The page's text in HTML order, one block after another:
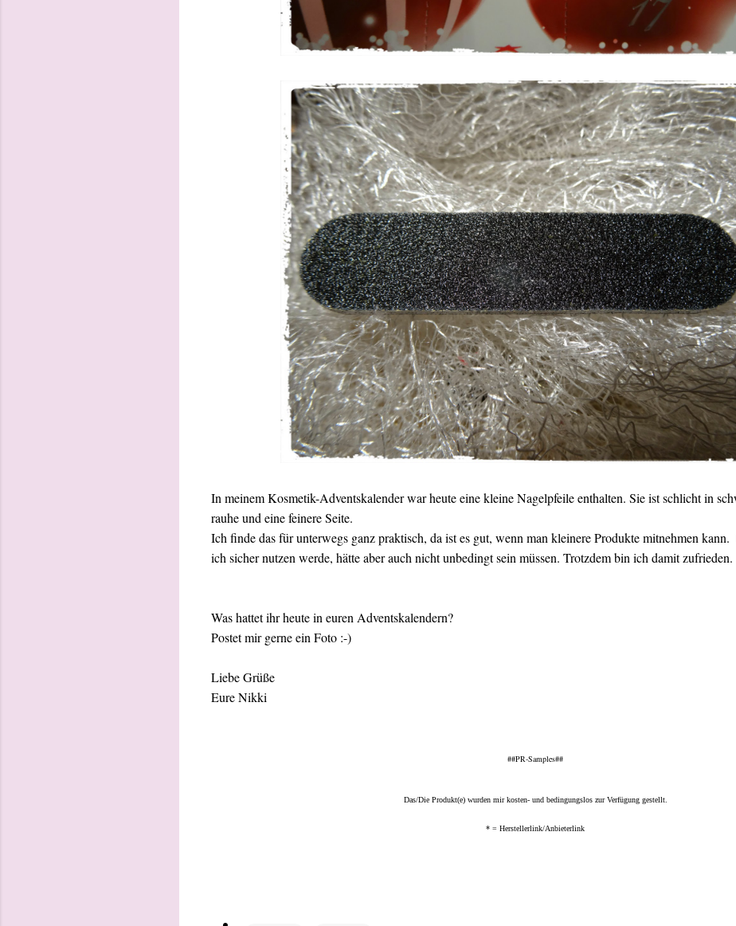
In meinem Kosmetik-Adventskalender war heute eine kleine Nagelpfeile enthalten. Sie ist schlicht in
rauhe und eine feinere Seite.
Ich finde das für unterwegs ganz praktisch, da ist es gut, wenn man kleinere Produkte mitnehmen
ich sicher nutzen werde, hätte aber auch nicht unbedingt sein müssen. Trotzdem bin ich damit zufrieden.
Was hattet ihr heute in euren Adventskalendern?
Postet mir gerne ein Foto :-)
Liebe Grüße
Eure Nikki
##PR-Samples##
Das/Die Produkt(e) wurden mir kosten- und bedingungslos zur Verfügung gestellt.
* = Herstellerlink/Anbieterlink